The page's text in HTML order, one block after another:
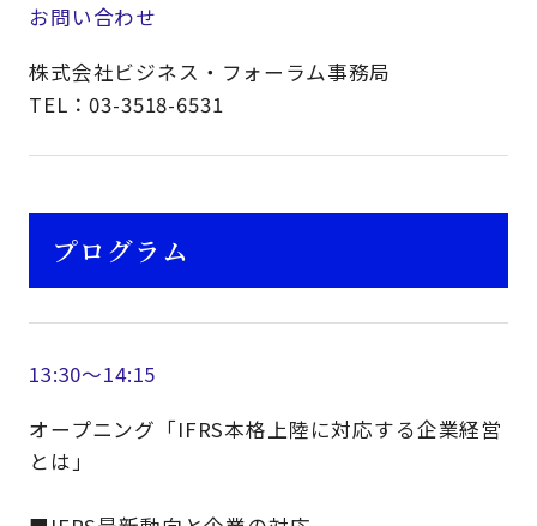
お問い合わせ
株式会社ビジネス・フォーラム事務局
TEL：03-3518-6531
プログラム
13:30～14:15
オープニング「IFRS本格上陸に対応する企業経営
とは」